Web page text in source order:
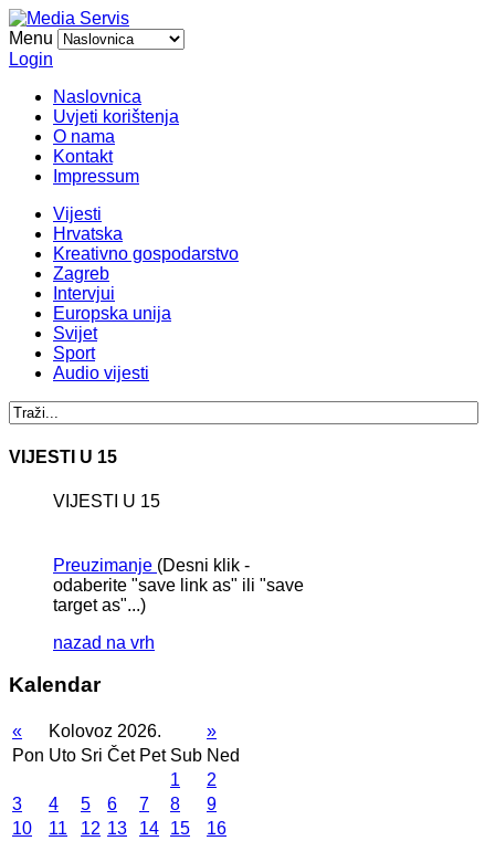
Menu
Login
Naslovnica
Uvjeti korištenja
O nama
Kontakt
Impressum
Vijesti
Hrvatska
Kreativno gospodarstvo
Zagreb
Intervjui
Europska unija
Svijet
Sport
Audio vijesti
VIJESTI U 15
VIJESTI U 15
Preuzimanje (Desni klik -
odaberite "save link as" ili "save
target as"...)
nazad na vrh
Kalendar
« Kolovoz 2026.
»
Pon Uto Sri Čet Pet Sub Ned
1
2
3
4 5 6 7 8
9
10
11 12 13 14 15
16